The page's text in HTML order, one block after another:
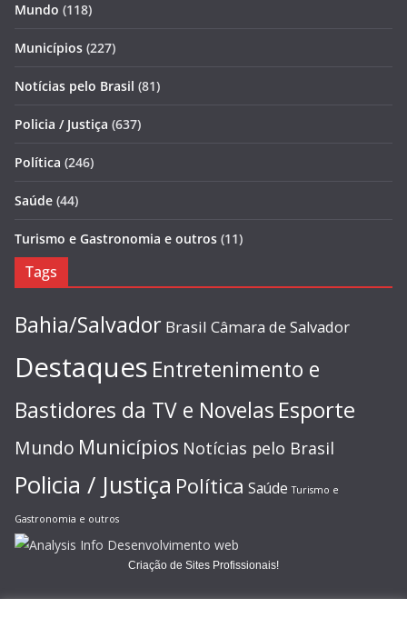
Mundo (118)
Municípios (227)
Notícias pelo Brasil (81)
Policia / Justiça (637)
Política (246)
Saúde (44)
Turismo e Gastronomia e outros (11)
Tags
Bahia/Salvador Brasil Câmara de Salvador
Destaques Entretenimento e
Bastidores da TV e Novelas Esporte
Mundo Municípios Notícias pelo Brasil
Policia / Justiça Política Saúde Turismo e
Gastronomia e outros
Criação de Sites Profissionais!